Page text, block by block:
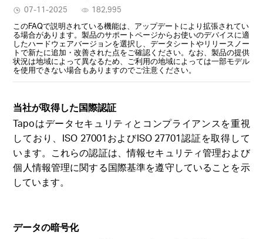
07-11-2025
182,995
このFAQで説明されている機能は、アップデートにより拡張されてい
る場合があります。製品のサポートページからお使いのデバイスに適
したハードウェアバージョンを選択し、データシートやリリースノー
トで新たに追加・改善された点をご確認ください。なお、製品の提供
状況は地域によって異なるため、ご利用の地域によっては一部モデル
を使用できない場合もありますのでご注意ください。
当社が取得した国際認証
Tapoはデータセキュリティとコンプライアンスを重視
しており、ISO 27001およびISO 27701認証を取得して
います。これらの認証は、情報セキュリティ管理および
個人情報管理に関する国際基準を遵守していることを示
しています。
データの暗号化